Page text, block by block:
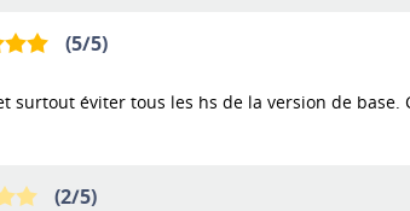
(5/5)
éviter tous les hs de la version de base.
(2/5)